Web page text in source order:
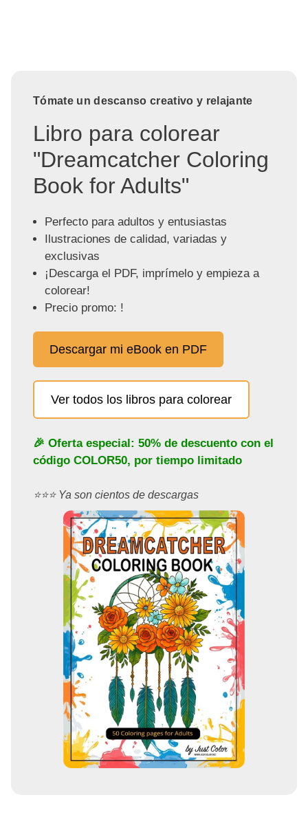
Tómate un descanso creativo y relajante
Libro para colorear
"Dreamcatcher Coloring
Book for Adults"
Perfecto para adultos y entusiastas
Ilustraciones de calidad, variadas y
exclusivas
¡Descarga el PDF, imprímelo y empieza a
colorear!
Precio promo: !
Descargar mi eBook en PDF
Ver todos los libros para colorear
🎉 Oferta especial: 50% de descuento con el
código COLOR50, por tiempo limitado
⭐️⭐️⭐️ Ya son cientos de descargas